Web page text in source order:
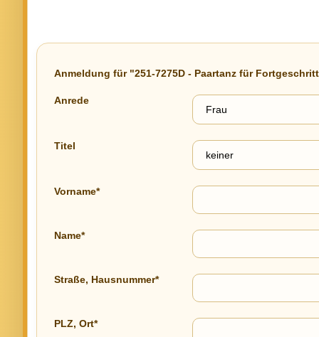
Anmeldung für "251-7275D - Paartanz für
Anrede
Titel
Vorname*
Name*
Straße, Hausnummer*
PLZ, Ort*